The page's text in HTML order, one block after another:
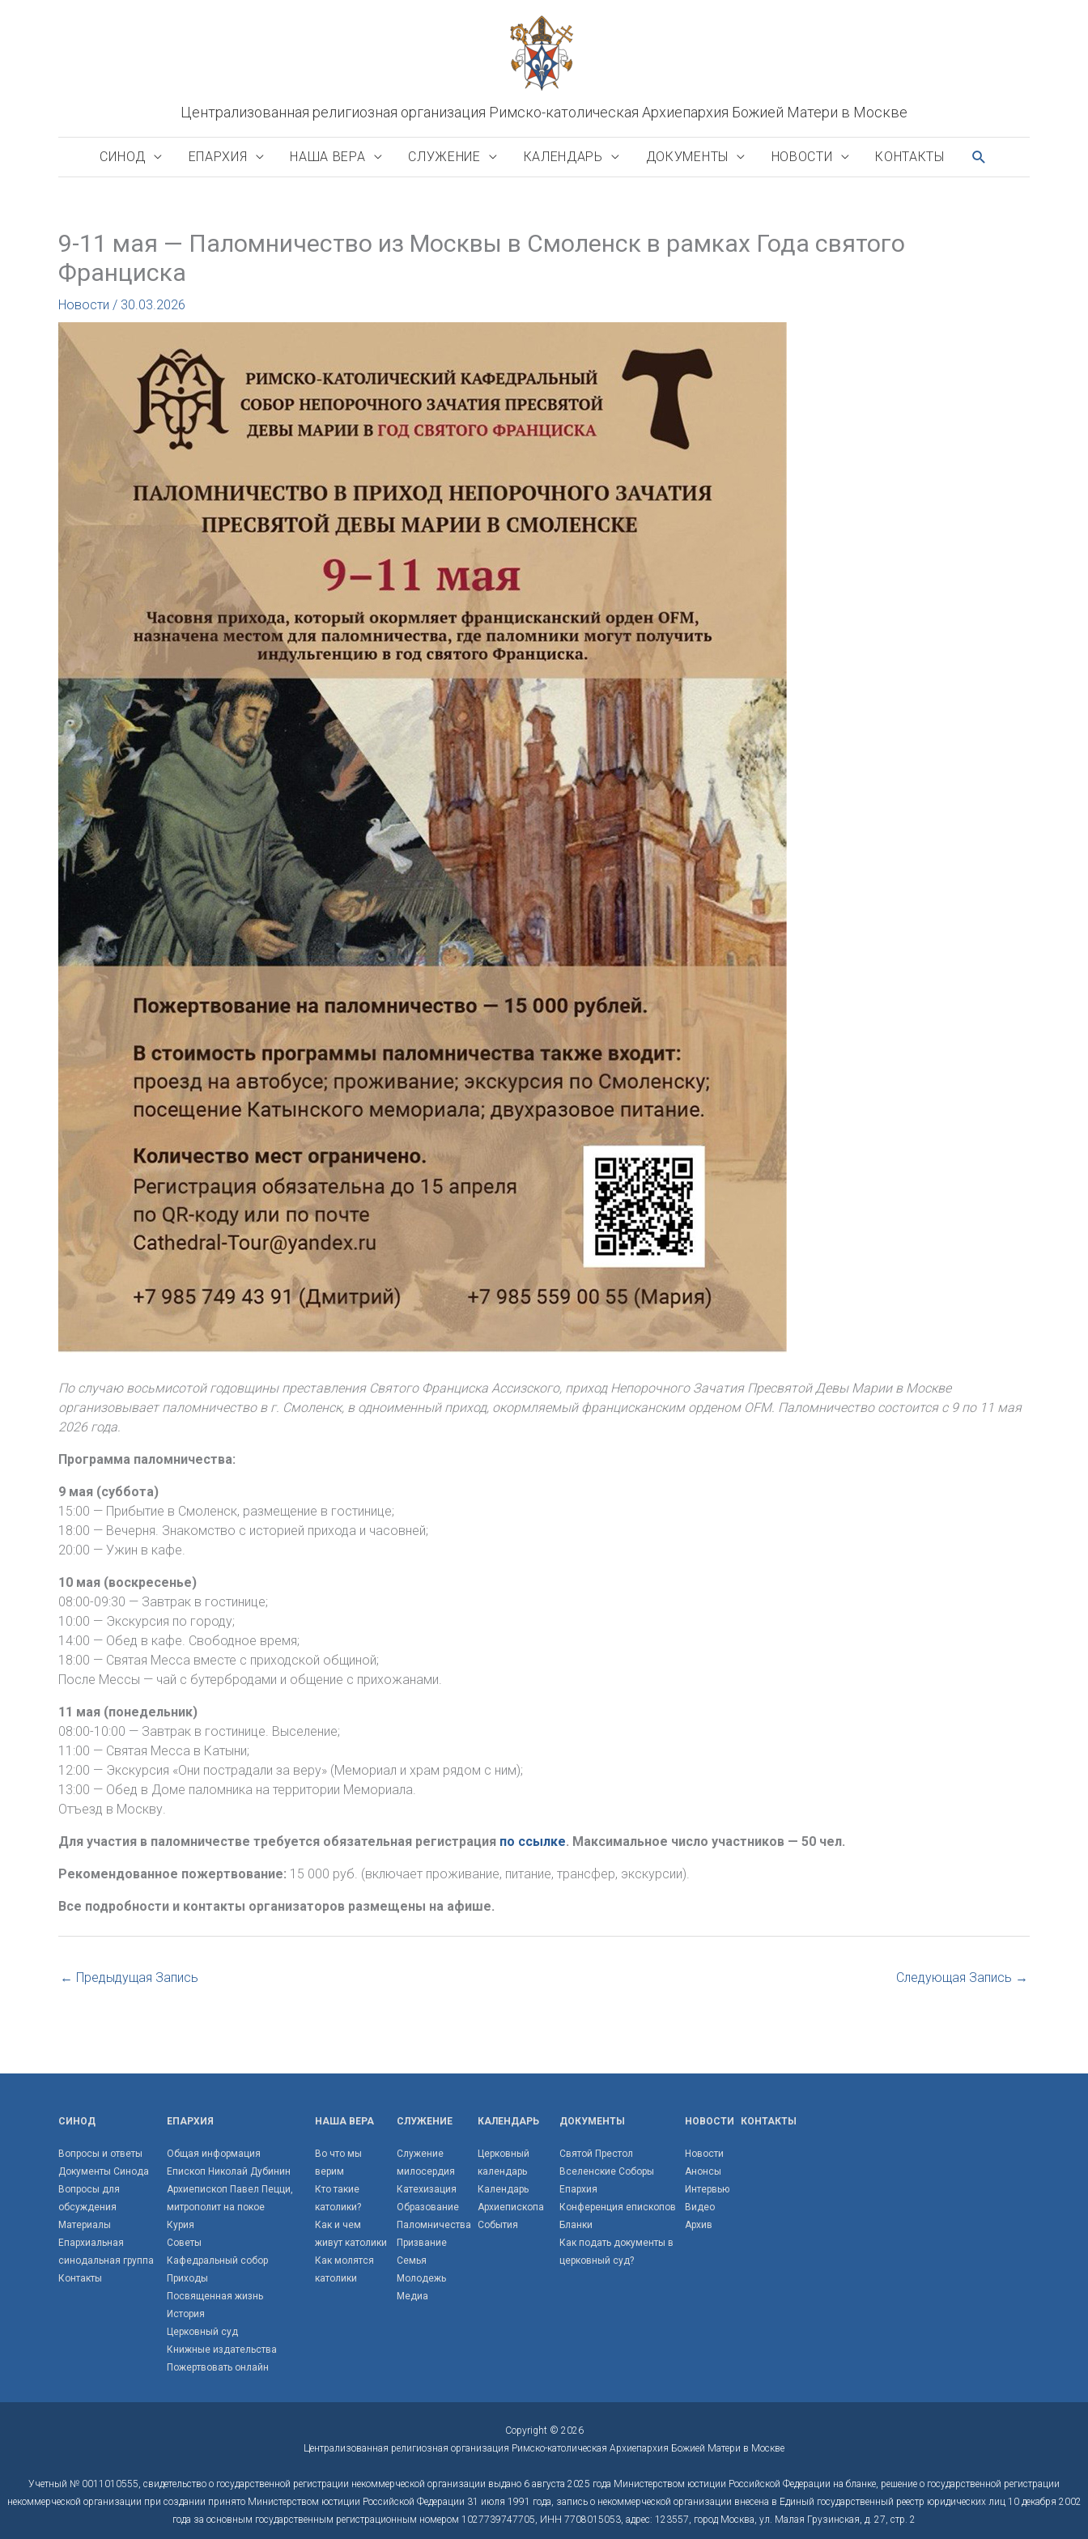
Централизованная религиозная организация Римско-католическая Архиепархия Божией Матери в Москве
СИНОД ЕПАРХИЯ НАША ВЕРА СЛУЖЕНИЕ КАЛЕНДАРЬ ДОКУМЕНТЫ НОВОСТИ КОНТАКТЫ ПОИСК
9-11 мая — Паломничество из Москвы в Смоленск в рамках Года святого
Франциска
Новости / 30.03.2026
По случаю восьмисотой годовщины преставления Святого Франциска Ассизского, приход Непорочного Зачатия Пресвятой Девы Марии в Москве
организовывает паломничество в г. Смоленск, в одноименный приход, окормляемый францисканским орденом OFM. Паломничество состоится с 9 по 11 мая
2026 года.
Программа паломничества:
9 мая (суббота)
15:00 — Прибытие в Смоленск, размещение в гостинице;
18:00 — Вечерня. Знакомство с историей прихода и часовней;
20:00 — Ужин в кафе.
10 мая (воскресенье)
08:00-09:30 — Завтрак в гостинице;
10:00 — Экскурсия по городу;
14:00 — Обед в кафе. Свободное время;
18:00 — Святая Месса вместе с приходской общиной;
После Мессы — чай с бутербродами и общение с прихожанами.
11 мая (понедельник)
08:00-10:00 — Завтрак в гостинице. Выселение;
11:00 — Святая Месса в Катыни;
12:00 — Экскурсия «Они пострадали за веру» (Мемориал и храм рядом с ним);
13:00 — Обед в Доме паломника на территории Мемориала.
Отъезд в Москву.
Для участия в паломничестве требуется обязательная регистрация по ссылке. Максимальное число участников — 50 чел.
Рекомендованное пожертвование: 15 000 руб. (включает проживание, питание, трансфер, экскурсии).
Все подробности и контакты организаторов размещены на афише.
← Предыдущая Запись Следующая Запись →
СИНОД
Вопросы и ответы
Документы Синода
Вопросы для
обсуждения
Материалы
Епархиальная
синодальная группа
Контакты
ЕПАРХИЯ
Общая информация
Епископ Николай Дубинин
Архиепископ Павел Пецци,
митрополит на покое
Курия
Советы
Кафедральный собор
Приходы
Посвященная жизнь
История
Церковный суд
Книжные издательства
Пожертвовать онлайн
НАША ВЕРА
Во что мы
верим
Кто такие
католики?
Как и чем
живут католики
Как молятся
католики
СЛУЖЕНИЕ
Служение
милосердия
Катехизация
Образование
Паломничества
Призвание
Семья
Молодежь
Медиа
КАЛЕНДАРЬ
Церковный
календарь
Календарь
Архиепископа
События
ДОКУМЕНТЫ
Святой Престол
Вселенские Соборы
Епархия
Конференция епископов
Бланки
Как подать документы в
церковный суд?
НОВОСТИ
Новости
Анонсы
Интервью
Видео
Архив
КОНТАКТЫ
Copyright © 2026
Централизованная религиозная организация Римско-католическая Архиепархия Божией Матери в Москве
Учетный № 0011010555, свидетельство о государственной регистрации некоммерческой организации выдано 6 августа 2025 года Министерством юстиции Российской Федерации на бланке, решение о государственной регистрации
некоммерческой организации при создании принято Министерством юстиции Российской Федерации 31 июля 1991 года, запись о некоммерческой организации внесена в Единый государственный реестр юридических лиц 10 декабря 2002
года за основным государственным регистрационным номером 1027739747705, ИНН 7708015053, адрес: 123557, город Москва, ул. Малая Грузинская, д. 27, стр. 2